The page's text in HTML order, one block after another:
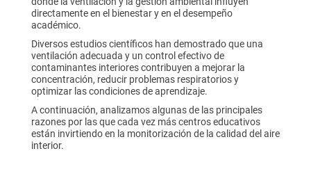
directamente en el bienestar y en el desempeño
académico.
Diversos estudios científicos han demostrado que una
ventilación adecuada y un control efectivo de
contaminantes interiores contribuyen a mejorar la
concentración, reducir problemas respiratorios y
optimizar las condiciones de aprendizaje.
A continuación, analizamos algunas de las principales
razones por las que cada vez más centros educativos
están invirtiendo en la monitorización de la calidad del aire
interior.